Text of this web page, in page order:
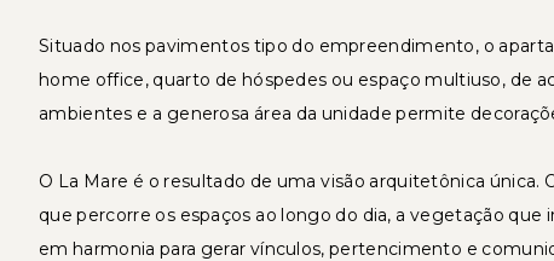
Situado nos pavimentos tipo do empreendimento, o
home office, quarto de hóspedes ou espaço multiuso, de
ambientes e a generosa área da unidade permite
O La Mare é o resultado de uma visão arquitetônica
que percorre os espaços ao longo do dia, a vegetação
em harmonia para gerar vínculos, pertencimento e